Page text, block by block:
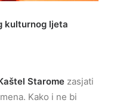
kulturnog ljeta
Starome zasjati
Kako i ne bi